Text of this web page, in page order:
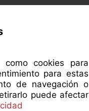
como cookies para
para estas
de navegación o
puede afectar
Y PSICOLOGÍA